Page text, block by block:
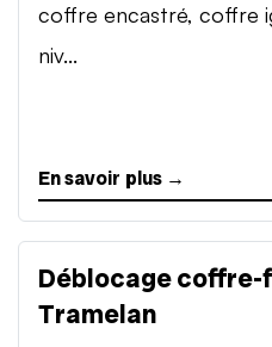
coffre encastré, coffre
niv...
En savoir plus →
Déblocage coffre-
Tramelan